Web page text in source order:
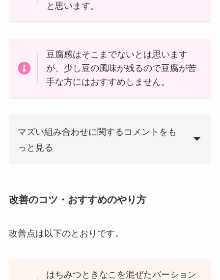
と思います。
豆腐感はそこまでないとは思います
が、少し豆の風味が残るので豆腐が苦
手な方にはおすすめしません。
マズい組み合わせに関するコメントをも
っと見る
改善のコツ・おすすめのやり方
改善点は以下のとおりです。
はちみつときなこを混ぜたバーション